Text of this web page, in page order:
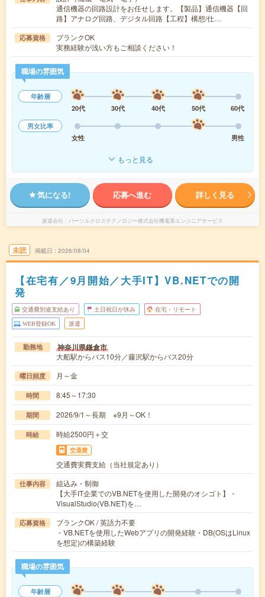
通信機器の回路設計をお任せします。【製品】通信機器【回
路】アナログ回路、デジタル回路【工程】構想/仕…
応募資格
ブランクOK
実務経験が浅い方もご相談ください！
職場の雰囲気
年齢層
20代
30代 40代 50代
60代
男女比率
女性
男性
もっと見る
気になる! 応募へ進む 詳しく見る
派遣会社 パーソルクロステクノロジー株式会社機電系エンジニアサービス
未読 掲載日 2026/08/04
【在宅有／9月開始／大手IT】VB.NETでの開
発
交通費別途支給あり 土日祝日が休み 在宅・リモート
WEB登録OK 派遣
勤務地 神奈川県鎌倉市
大船駅からバス10分／藤沢駅からバス20分
曜日頻度 月～金
時間 8:45～17:30
期間 2026/9/1～長期 ※9月～OK！
時給 時給2500円＋交
交通費
交通費実費支給（当社規定あり）
仕事内容
組込み・制御
【大手IT企業でのVB.NETを使用した開発のオシゴト】・
VisualStudio(VB.NET)を…
応募資格
ブランクOK / 英語力不要
・VB.NETを使用したWebアプリの開発経験・DB(OSはLinux
を想定)の構築経験
職場の雰囲気
年齢層